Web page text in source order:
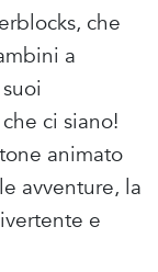
che
a
ci siano!
animato
avventure, la
e